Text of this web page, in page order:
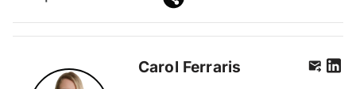
Carol Ferraris